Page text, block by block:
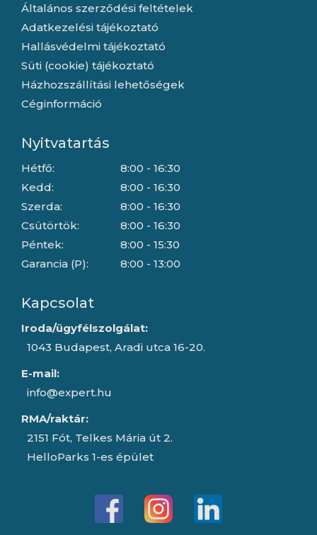
Általános szerződési feltételek
Adatkezelési tájékoztató
Hallásvédelmi tájékoztató
Süti (cookie) tájékoztató
Házhozszállítási lehetőségek
Céginformáció
Nyitvatartás
Hétfő:
Kedd:
Szerda:
Csütörtök:
Péntek:
Garancia (P):
8:00 - 16:30
8:00 - 16:30
8:00 - 16:30
8:00 - 16:30
8:00 - 15:30
8:00 - 13:00
Kapcsolat
Iroda/ügyfélszolgálat:
1043 Budapest, Aradi utca 16-20.
E-mail:
info@expert.hu
RMA/raktár:
2151 Fót, Telkes Mária út 2.
HelloParks 1-es épület